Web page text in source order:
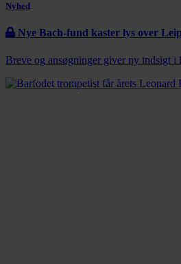
Nyhed
Nye Bach-fund kaster lys over
Breve og ansøgninger giver ny indsigt